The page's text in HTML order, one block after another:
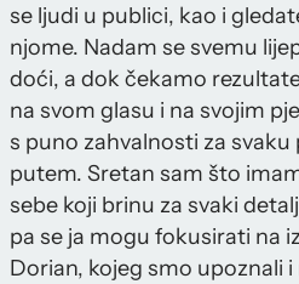
se ljudi u publici, kao i
njome. Nadam se svemu
doći, a dok čekamo
na svom glasu i na svojim
s puno zahvalnosti za
putem. Sretan sam što
sebe koji brinu za svaki
pa se ja mogu fokusirati na
Dorian, kojeg smo upoznali i